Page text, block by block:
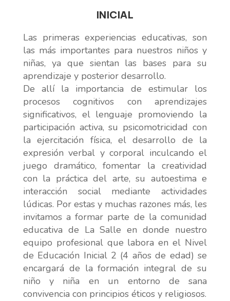
INICIAL
Las primeras experiencias educativas, son
las más importantes para nuestros niños y
niñas, ya que sientan las bases para su
aprendizaje y posterior desarrollo.
De allí la importancia de estimular los
procesos cognitivos con aprendizajes
significativos, el lenguaje promoviendo la
participación activa, su psicomotricidad con
la ejercitación física, el desarrollo de la
expresión verbal y corporal inculcando el
juego dramático, fomentar la creatividad
con la práctica del arte, su autoestima e
interacción social mediante actividades
lúdicas. Por estas y muchas razones más, les
invitamos a formar parte de la comunidad
educativa de La Salle en donde nuestro
equipo profesional que labora en el Nivel
de Educación Inicial 2 (4 años de edad) se
encargará de la formación integral de su
niño y niña en un entorno de sana
convivencia con principios éticos y religiosos.